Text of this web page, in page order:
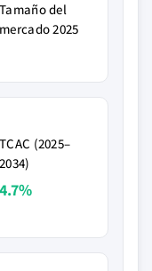
Tamaño del
mercado 2025
TCAC (2025–
2034)
4.7%